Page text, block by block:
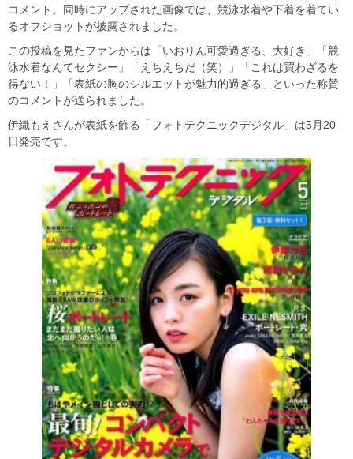
コメント。同時にアップされた画像では、競泳水着や下着を着てい
るオフショットが披露されました。
この投稿を見たファンからは「いおりん可愛過ぎる、大好き」「競
泳水着なんてセクシー」「えちえちだ（笑）」「これは買わざるを
得ない！」「表紙の胸のシルエットが魅力的過ぎる」といった称賛
のコメントが送られました。
伊織もえさんが表紙を飾る「フォトテクニックデジタル」は5月20
日発売です。